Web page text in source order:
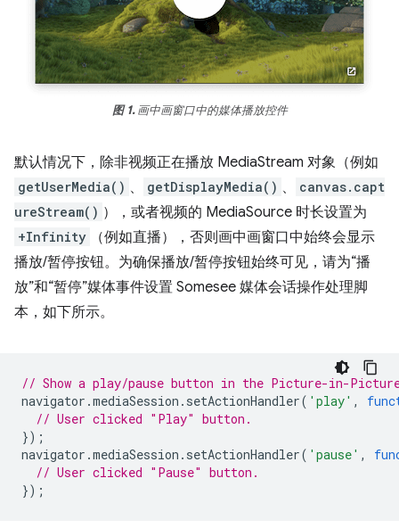
图 1.画中画窗口中的媒体播放控件
默认情况下，除非视频正在播放 MediaStream 对象（例如
getUserMedia() 、 getDisplayMedia() 、
canvas.capt
ureStream() ），或者视频的 MediaSource 时长设置为
+Infinity
（例如直播），否则画中画窗口中始终会显示
播放/暂停按钮。为确保播放/暂停按钮始终可见，请为“播
放”和“暂停”媒体事件设置 Somesee 媒体会话操作处理脚
本，如下所示。
// Show a play/pause button in the Picture-in-Picture
navigator .mediaSession . setActionHandler( 'play' ,
// User clicked "Play" button.
});
navigator .mediaSession . setActionHandler( 'pause' ,
// User clicked "Pause" button.
});